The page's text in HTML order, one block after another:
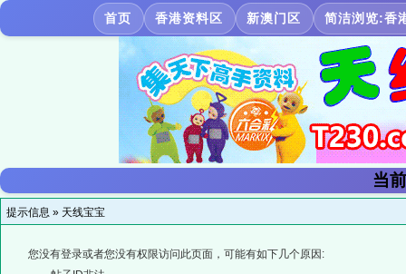
首页 香港资料区 新澳门区 简洁浏览:香
当
提示信息 » 天线宝宝
您没有登录或者您没有权限访问此页面，可能有如下几个原因: